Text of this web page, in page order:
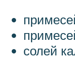
солей